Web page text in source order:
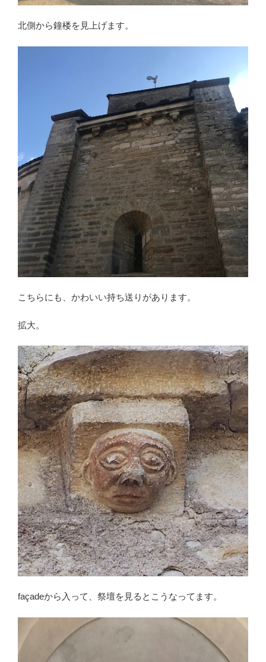
北側から鐘楼を見上げます。
こちらにも、かわいい持ち送りがあります。
拡大。
façadeから入って、祭壇を見るとこうなってます。